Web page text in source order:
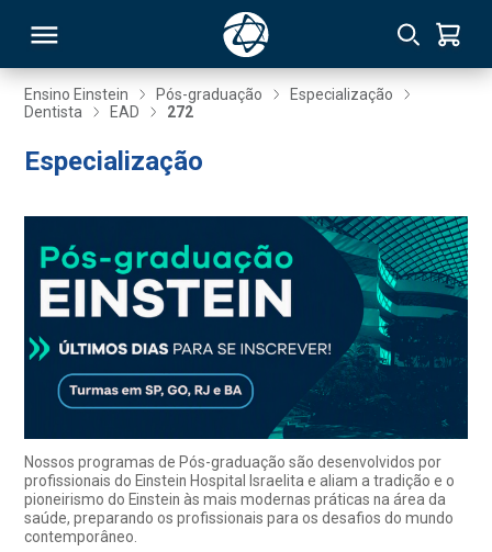
Ensino Einstein Pós-graduação
Especialização
Dentista
EAD 272
Especialização
Nossos programas de Pós-graduação são desenvolvidos por
profissionais do Einstein Hospital Israelita e aliam a tradição e o
pioneirismo do Einstein às mais modernas práticas na área da
saúde, preparando os profissionais para os desafios do mundo
contemporâneo.